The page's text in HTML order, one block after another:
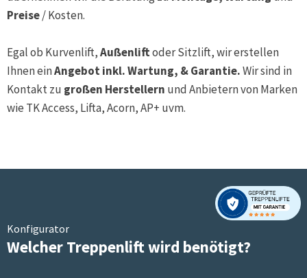
Preise/ Kosten.
Egal ob Kurvenlift,Außenliftoder Sitzlift, wir erstellen
Ihnen einAngebot inkl. Wartung, & Garantie.Wir sind in
Kontakt zu großen Herstellern und Anbietern von Marken
wie TK Access, Lifta, Acorn, AP+ uvm.
Konfigurator
Welcher Treppenlift wird benötigt?